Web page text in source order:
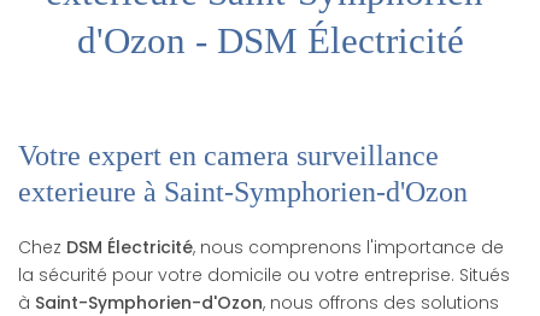
d'Ozon - DSM Électricité
Votre expert en camera surveillance
exterieure à Saint-Symphorien-d'Ozon
Chez DSM Électricité, nous comprenons l'importance de
la sécurité pour votre domicile ou votre entreprise. Situés
à Saint-Symphorien-d'Ozon, nous offrons des solutions